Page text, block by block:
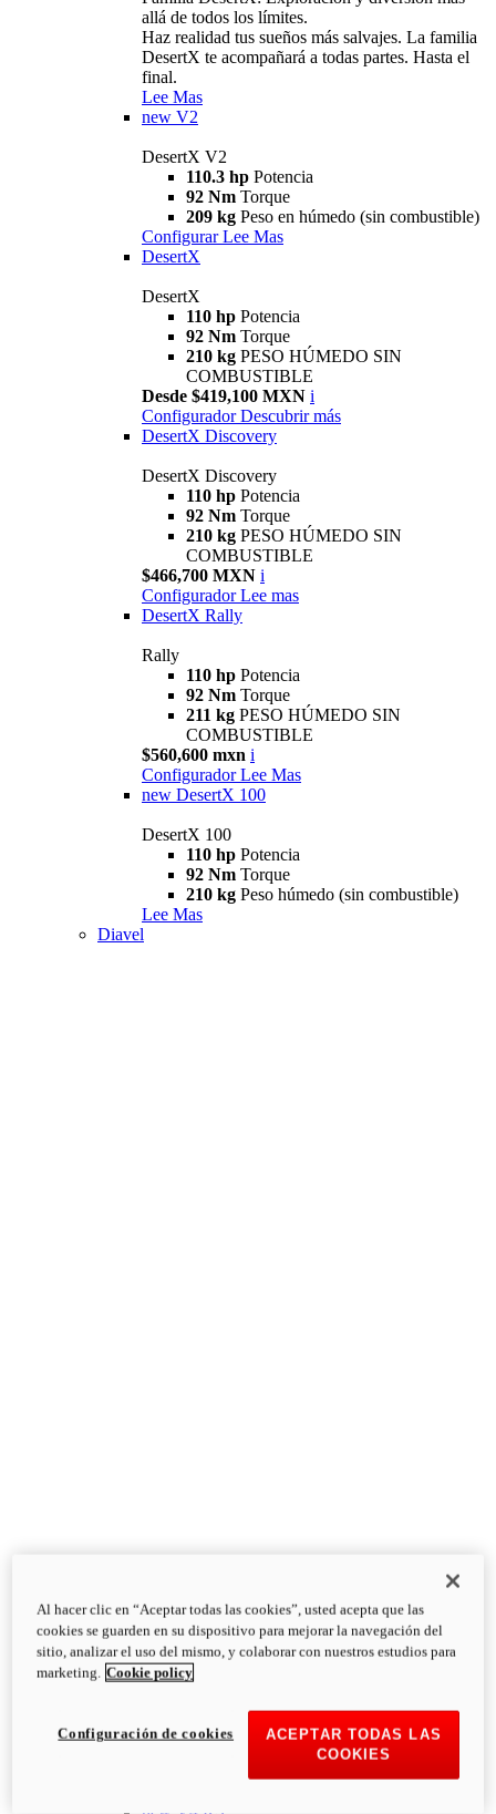
allá de todos los límites.
Haz realidad tus sueños más salvajes. La familia
DesertX te acompañará a todas partes. Hasta el
final.
Lee Mas
new V2
DesertX V2
110.3 hp Potencia
92 Nm Torque
209 kg Peso en húmedo (sin combustible)
Configurar Lee Mas
DesertX
DesertX
110 hp Potencia
92 Nm Torque
210 kg PESO HÚMEDO SIN
COMBUSTIBLE
Desde $419,100 MXN i
Configurador Descubrir más
DesertX Discovery
DesertX Discovery
110 hp Potencia
92 Nm Torque
210 kg PESO HÚMEDO SIN
COMBUSTIBLE
$466,700 MXN i
Configurador Lee mas
DesertX Rally
Rally
110 hp Potencia
92 Nm Torque
211 kg PESO HÚMEDO SIN
COMBUSTIBLE
$560,600 mxn i
Configurador Lee Mas
new DesertX 100
DesertX 100
110 hp Potencia
92 Nm Torque
210 kg Peso húmedo (sin combustible)
Lee Mas
Diavel
Diavel
V4
Diavel V4
126 NmTorque
223 kg
PESO HÚMEDO SIN
Al hacer clic en “Aceptar todas las cookies”, usted acepta que las
cookies se guarden en su dispositivo para mejorar la navegación del
sitio, analizar el uso del mismo, y colaborar con nuestros estudios para
marketing. Cookie policy
ACEPTAR TODAS LAS
COOKIES
Configuración de cookies